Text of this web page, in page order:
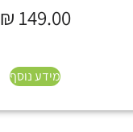
₪ 149.00
מידע נוסף